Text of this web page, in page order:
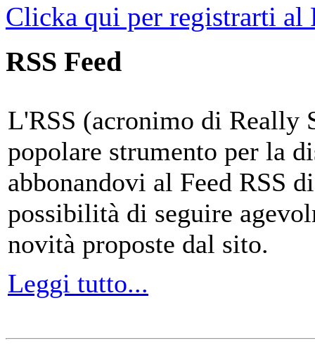
Clicka qui per registrarti al
RSS Feed
L'RSS (acronimo di Really
popolare strumento per la
abbonandovi al Feed RSS
possibilità di seguire
novità proposte dal sito.
Leggi tutto...